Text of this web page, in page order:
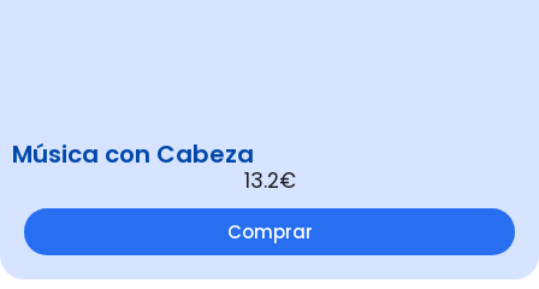
Música con Cabeza
13.2€
Comprar